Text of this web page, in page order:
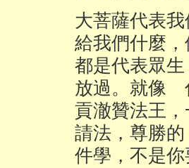
大菩薩代表
給我們什麼
都是代表眾
放過。就像
貢澈贊法王
請法，尊勝
件學，不是